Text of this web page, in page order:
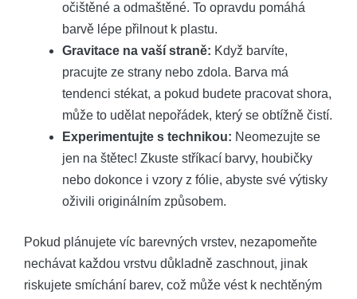
očištěné a odmaštěné. To opravdu pomáhá
barvě lépe přilnout k plastu.
Gravitace na vaší straně: Když barvíte,
pracujte ze strany nebo zdola. Barva má
tendenci stékat, a pokud budete pracovat shora,
může to udělat nepořádek, který se obtížně čistí.
Experimentujte s technikou: Neomezujte se
jen na štětec! Zkuste stříkací barvy, houbičky
nebo dokonce i vzory z fólie, abyste své výtisky
oživili originálním způsobem.
Pokud plánujete víc barevných vrstev, nezapomeňte
nechávat každou vrstvu důkladně zaschnout, jinak
riskujete smíchání barev, což může vést k nechtěným